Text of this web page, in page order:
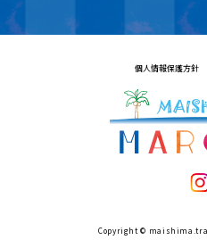
個人情報保護方針
Copyright ©